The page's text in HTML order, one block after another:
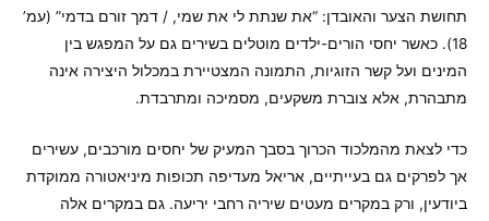
תחושת הצער והאובדן: “את שנתת לי את שמי, / דמך זורם בדמי” (עמ’
18). כאשר יחסי הורים-ילדים מוטלים בשירים גם על המפגש בין
המינים ועל קשר הזוגיות, התמונה המצטיירת במכלול היצירה אינה
מתבהרת, אלא צוברת משקעים, מסמיכה ומתרבדת.
כדי לצאת מהמלכוד הכרוך בסבך המעיק של יחסים מורכבים, עשירים
אך לפרקים גם בעייתיים, אריאל מעדיפה תכופות מיניאטורה ממוקדת
ביודעין, ורק במקרים מעטים שיריה רחבי יריעה. גם במקרים אלה